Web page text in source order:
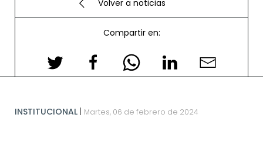
Volver a noticias
Compartir en:
INSTITUCIONAL Martes, 06 de febrero de 2024